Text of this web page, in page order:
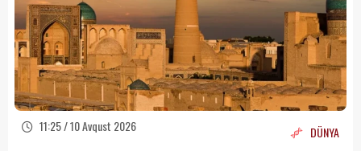
11:25 / 10 Avqust 2026 DÜNYA